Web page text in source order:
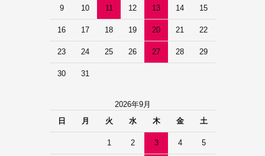
9 10 11 12 13 14 15
16 17 18 19 20 21 22
23 24 25 26 27 28 29
30 31
2026年9月
日
月 火 水 木 金 土
1 2 3 4 5